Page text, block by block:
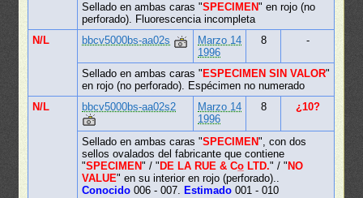
Sellado en ambas caras "SPECIMEN" en rojo (no
perforado). Fluorescencia incompleta
N/L
bbcv5000bs-aa02s
Marzo 14
1996
8 -
Sellado en ambas caras " ESPECIMEN SIN VALOR"
en rojo (no perforado). Espécimen no numerado
N/L
bbcv5000bs-aa02s2
Marzo 14
1996
8 ¿10?
Sellado en ambas caras "SPECIMEN", con dos
sellos ovalados del fabricante que contiene
"SPECIMEN" / " DE LA RUE & Co̲ LTD." / " NO
VALUE" en su interior en rojo (perforado)..
Conocido 006 - 007. Estimado 001 - 010